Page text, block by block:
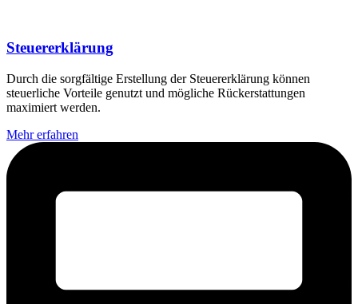
Steuererklärung
Durch die sorgfältige Erstellung der Steuererklärung können
steuerliche Vorteile genutzt und mögliche Rückerstattungen
maximiert werden.
Mehr erfahren